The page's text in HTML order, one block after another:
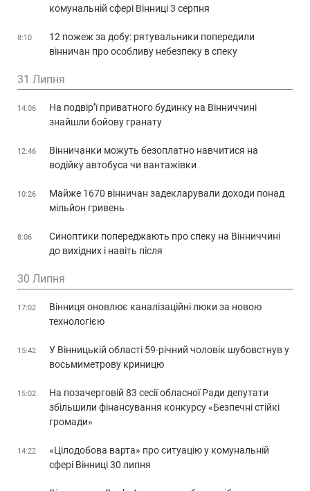
комунальній сфері Вінниці 3 серпня
8:10
12 пожеж за добу: рятувальники попередили
вінничан про особливу небезпеку в спеку
31 Липня
14:06
На подвір’ї приватного будинку на Вінниччині
знайшли бойову гранату
12:46
Вінничанки можуть безоплатно навчитися на
водійку автобуса чи вантажівки
10:26
Майже 1670 вінничан задекларували доходи понад
мільйон гривень
8:06
Синоптики попереджають про спеку на Вінниччині
до вихідних і навіть після
30 Липня
17:02
Вінниця оновлює каналізаційні люки за новою
технологією
15:42
У Вінницькій області 59-річний чоловік шубовстнув у
восьмиметрову криницю
15:02
На позачерговій 83 сесії обласної Ради депутати
збільшили фінансування конкурсу «Безпечні стійкі
громади»
14:22
«Цілодобова варта» про ситуацію у комунальній
сфері Вінниці 30 липня